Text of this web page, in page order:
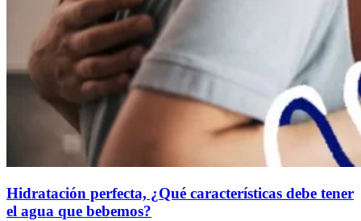
Hidratación perfecta, ¿Qué características debe tener
el agua que bebemos?